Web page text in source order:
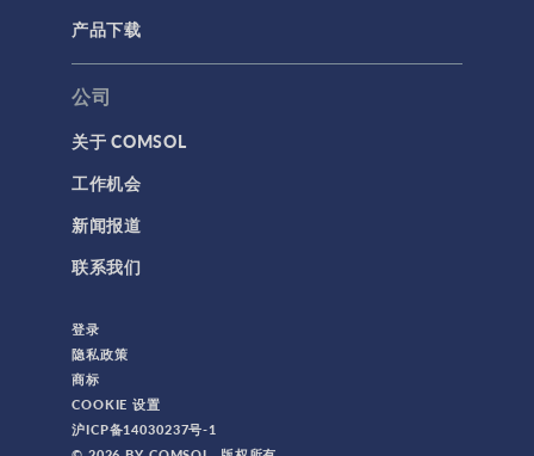
产品下载
公司
关于 COMSOL
工作机会
新闻报道
联系我们
登录
隐私政策
商标
COOKIE 设置
沪ICP备14030237号-1